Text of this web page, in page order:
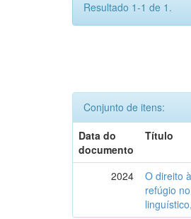
Resultado 1-1 de 1.
Conjunto de itens:
Data do
documento
Título
2024
O direito
refúgio